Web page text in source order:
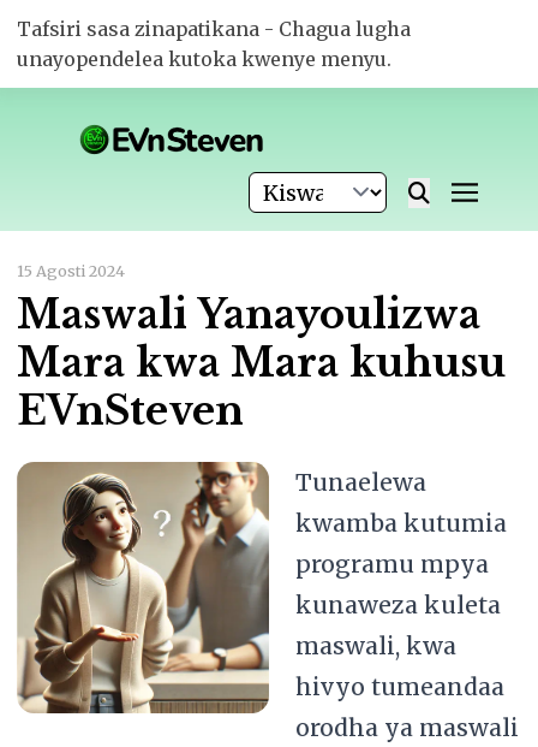
Tafsiri sasa zinapatikana - Chagua lugha
unayopendelea kutoka kwenye menyu.
15 Agosti 2024
Maswali Yanayoulizwa
Mara kwa Mara kuhusu
EVnSteven
Tunaelewa
kwamba kutumia
programu mpya
kunaweza kuleta
maswali, kwa
hivyo tumeandaa
orodha ya maswali